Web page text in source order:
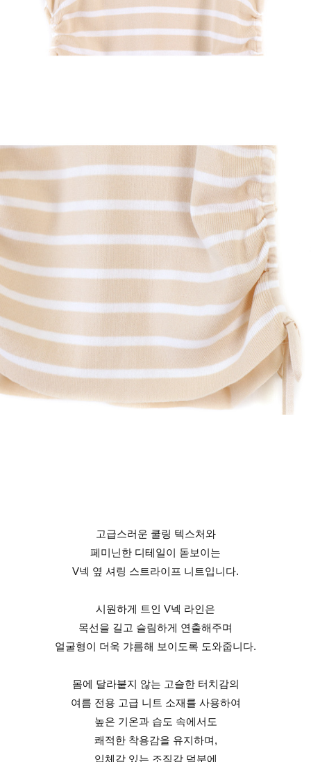
고급스러운 쿨링 텍스처와
페미닌한 디테일이 돋보이는
V넥 옆 셔링 스트라이프 니트입니다.
시원하게 트인 V넥 라인은
목선을 길고 슬림하게 연출해주며
얼굴형이 더욱 갸름해 보이도록 도와줍니다.
몸에 달라붙지 않는 고슬한 터치감의
여름 전용 고급 니트 소재를 사용하여
높은 기온과 습도 속에서도
쾌적한 착용감을 유지하며,
입체감 있는 조직감 덕분에